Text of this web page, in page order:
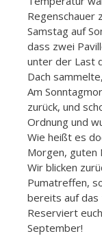
Regenschauer
Samstag auf
dass zwei
unter der Last
Dach
Am
zurück, und
Ordnung und
Wie heißt es
Morgen, guten
Wir blicken
Pumatreffen,
bereits auf das
Reserviert
September!